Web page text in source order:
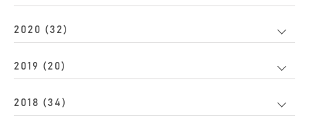
2020 (32)
2019 (20)
2018 (34)